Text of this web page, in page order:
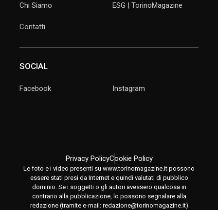
Chi Siamo
Contatti
ESG | TorinoMagazine
SOCIAL
Facebook Instagram
Privacy PolicyCookie Policy
Le foto e i video presenti su www.torinomagazine.it possono
essere stati presi da Internet e quindi valutati di pubblico
dominio. Se i soggetti o gli autori avessero qualcosa in
contrario alla pubblicazione, lo possono segnalare alla
redazione (tramite e-mail: redazione@torinomagazine.it)